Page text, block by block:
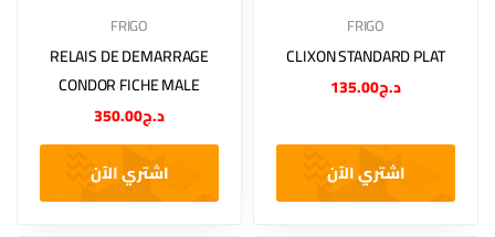
FRIGO
RELAIS DE DEMARRAGE
CONDOR FICHE MALE
د.ج350.00
اشتري الآن
FRIGO
CLIXON STANDARD PLAT
د.ج135.00
اشتري الآن